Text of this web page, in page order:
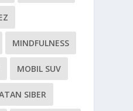
MINDFULNESS
MOBIL SUV
SIBER